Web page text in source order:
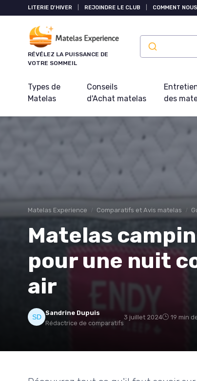
LITERIE D'HIVER REJOINDRE LE CLUB COMMENT
RÉVÉLEZ LA PUISSANCE DE
VOTRE SOMMEIL
Types de
Matelas
Conseils
d'Achat matelas
des
Matelas Experience Comparatifs et Avis matelas
Matelas
pour une nuit
air
Sandrine Dupuis
Rédactrice de comparatifs
3 juillet 2024 19 min
Panneau de gestion des cookies